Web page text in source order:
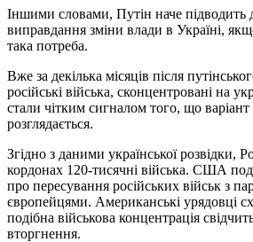
Іншими словами, Путін наче підводить
виправдання зміни влади в Україні,
така потреба.
Вже за декілька місяців після
російські війська, сконцентровані на
стали чітким сигналом того, що
розглядається.
Згідно з даними української розвідки,
кордонах 120-тисячні війська. США
про пересування російських військ з
європейцями. Американські урядовці
подібна військова концентрація
вторгнення.